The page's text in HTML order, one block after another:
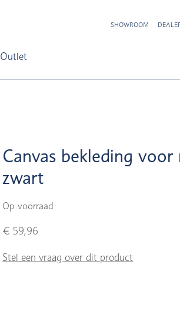
Outlet
SHOWROOM
Canvas bekleding voor
zwart
Op voorraad
€ 59,96
Stel een vraag over dit product